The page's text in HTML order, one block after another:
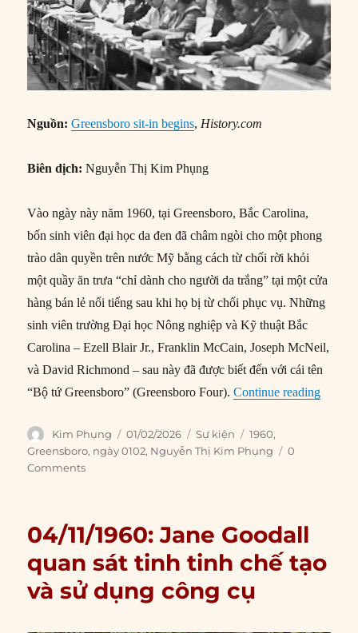
Nguồn:Greensboro sit-in begins, History.com
Biên dịch: Nguyễn Thị Kim Phụng
Vào ngày này năm 1960, tại Greensboro, Bắc Carolina,
bốn sinh viên đại học da đen đã châm ngòi cho một phong
trào dân quyền trên nước Mỹ bằng cách từ chối rời khỏi
một quầy ăn trưa “chỉ dành cho người da trắng” tại một cửa
hàng bán lẻ nổi tiếng sau khi họ bị từ chối phục vụ. Những
sinh viên trường Đại học Nông nghiệp và Kỹ thuật Bắc
Carolina – Ezell Blair Jr., Franklin McCain, Joseph McNeil,
và David Richmond – sau này đã được biết đến với cái tên
“Bộ tứ Greensboro” (Greensboro Four).Continue reading“01/
Author
Kim Phụng
Posted
on
01/02/2026 Categories
Sự kiện Tags
1960,
Greensboro, ngày 0102, Nguyễn Thị Kim Phụng
0
Comments
04/11/1960: Jane Goodall
quan sát tinh tinh chế tạo
và sử dụng công cụ